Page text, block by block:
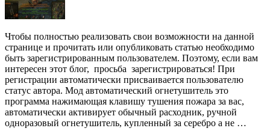
Чтобы полностью реализовать свои возможности на данной
странице и прочитать или опубликовать статью необходимо
быть зарегистрированным пользователем. Поэтому, если вам
интересен этот блог, просьба зарегистрироваться! При
регистрации автоматически присваивается пользователю
статус автора. Мод автоматический огнетушитель это
программа нажимающая клавишу тушения пожара за вас,
автоматически активирует обычный расходник, ручной
одноразовый огнетушитель, купленный за серебро а не …